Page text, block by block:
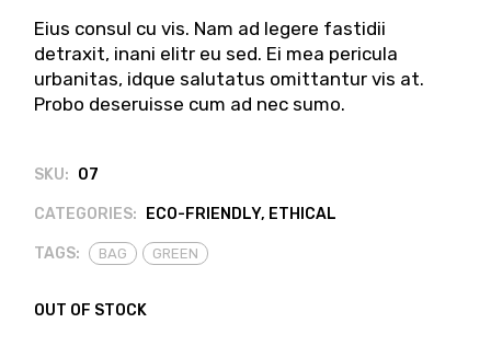
Eius consul cu vis. Nam ad legere fastidii
detraxit, inani elitr eu sed. Ei mea pericula
urbanitas, idque salutatus omittantur vis at.
Probo deseruisse cum ad nec sumo.
SKU: 07
CATEGORIES: ECO-FRIENDLY, ETHICAL
TAGS: BAG GREEN
OUT OF STOCK